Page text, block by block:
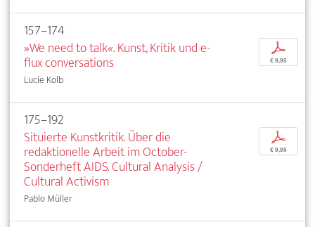
157–174
»We need to talk«. Kunst, Kritik und e-
flux conversations
Lucie Kolb
p
€ 9,95
175–192
Situierte Kunstkritik. Über die
redaktionelle Arbeit im October-
Sonderheft AIDS. Cultural Analysis /
Cultural Activism
Pablo Müller
p
€ 9,95